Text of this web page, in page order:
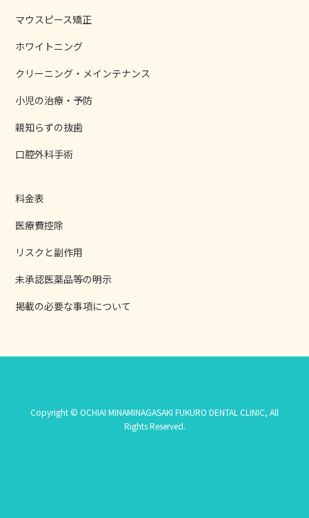
マウスピース矯正
ホワイトニング
クリーニング・メインテナンス
小児の治療・予防
親知らずの抜歯
口腔外科手術
料金表
医療費控除
リスクと副作用
未承認医薬品等の明示
掲載の必要な事項について
Copyright © OCHIAI MINAMINAGASAKI FUKURO DENTAL CLINIC, All
Rights Reserved.